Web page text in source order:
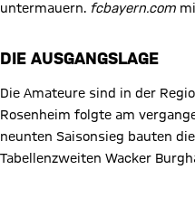
untermauern. fcbayern.com
DIE AUSGANGSLAGE
Die Amateure sind in der
Rosenheim folgte am
neunten Saisonsieg bauten
Tabellenzweiten Wacker